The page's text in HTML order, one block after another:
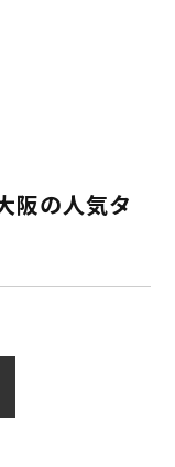
阪の人気タ